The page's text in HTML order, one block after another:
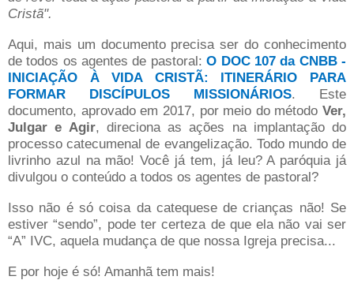
Cristã".
Aqui, mais um documento precisa ser do conhecimento
de todos os agentes de pastoral:O DOC 107 da CNBB -
INICIAÇÃO À VIDA CRISTÃ: ITINERÁRIO PARA
FORMAR DISCÍPULOS MISSIONÁRIOS. Este
documento, aprovado em 2017, por meio do método Ver,
Julgar e Agir, direciona as ações na implantação do
processo catecumenal de evangelização. Todo mundo de
livrinho azul na mão! Você já tem, já leu? A paróquia já
divulgou o conteúdo a todos os agentes de pastoral?
Isso não é só coisa da catequese de crianças não! Se
estiver “sendo”, pode ter certeza de que ela não vai ser
“A” IVC, aquela mudança de que nossa Igreja precisa...
E por hoje é só! Amanhã tem mais!